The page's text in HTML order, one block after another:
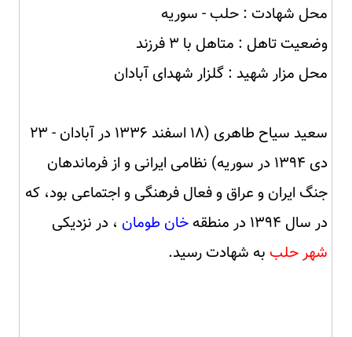
محل شهادت : حلب - سوریه
وضعیت تاهل : متاهل با ۳ فرزند
محل مزار شهید : گلزار شهدای آبادان
سعید سیاح طاهری (۱۸ اسفند ۱۳۳۶ در آبادان - ۲۳
دی ۱۳۹۴ در سوریه) نظامی ایرانی و از فرماندهان
جنگ ایران و عراق و فعال فرهنگی و اجتماعی بود، که
در سال ۱۳۹۴ در منطقه
خان طومان ، در نزدیکی
شهر حلب به شهادت رسید.